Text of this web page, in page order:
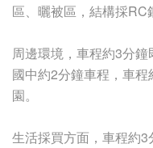
區、曬被區，結構採RC
周邊環境，車程約3分
國中約2分鐘車程，車
園。
生活採買方面，車程約